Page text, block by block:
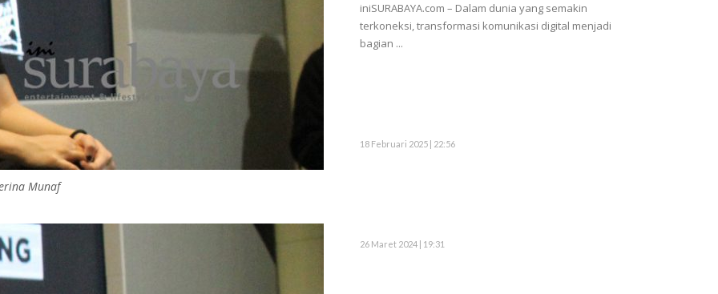
Munaf
iniSURABAYA.com – Dalam dunia yang semakin
terkoneksi, transformasi komunikasi digital menjadi
bagian ...
18 Februari 2025 | 22:56
26 Maret 2024 | 19:31